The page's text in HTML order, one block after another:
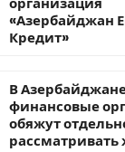
«Азербайджан
Кредит»
В
финансовые
обяжут